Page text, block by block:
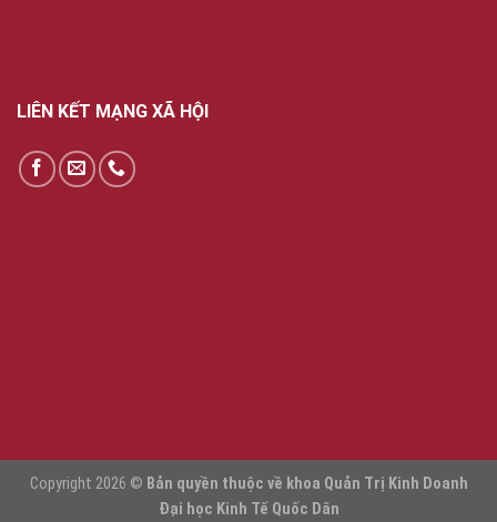
LIÊN KẾT MẠNG XÃ HỘI
Copyright 2026 © Bản quyền thuộc về khoa Quản Trị Kinh Doanh
Đại học Kinh Tế Quốc Dân